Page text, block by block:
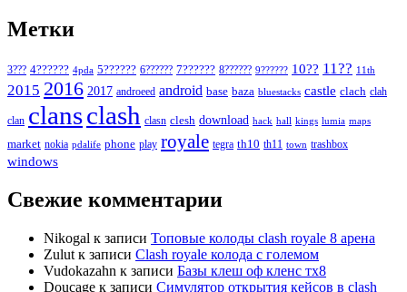
Метки
3??? 4?????? 4pda 5?????? 6?????? 7?????? 8?????? 9?????? 10?? 11?? 11th
2015 2016 2017 androeed android base baza bluestacks castle clach clah
clan clansclash clasn clesh download hack hall kings lumia maps
market nokia pdalife phone play royale tegra th10 th11 town trashbox
windows
Свежие комментарии
Nikogal к записи Топовые колоды clash royale 8 арена
Zulut к записи Clash royale колода с големом
Vudokazahn к записи Базы клеш оф кленс тх8
Doucage к записи Симулятор открытия кейсов в clash